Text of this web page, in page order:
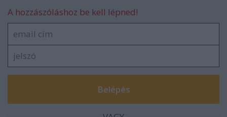
A hozzászóláshoz be kell lépned!